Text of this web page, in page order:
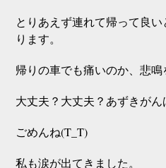
とりあえず連れて帰って良
ります。
帰りの車でも痛いのか、悲
大丈夫？大丈夫？あずきがん
ごめんね(T_T)
私も涙が出てきました。